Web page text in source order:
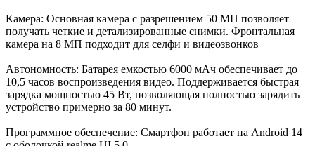
Камера: Основная камера с разрешением 50 МП позволяет
получать четкие и детализированные снимки. Фронтальная
камера на 8 МП подходит для селфи и видеозвонков
Автономность: Батарея емкостью 6000 мАч обеспечивает до
10,5 часов воспроизведения видео. Поддерживается быстрая
зарядка мощностью 45 Вт, позволяющая полностью зарядить
устройство примерно за 80 минут.
Программное обеспечение: Смартфон работает на Android 14